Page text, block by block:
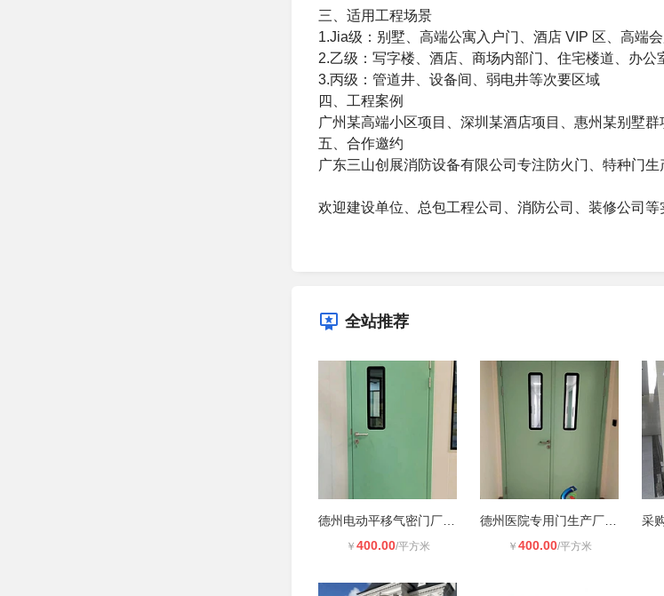
三、适用工程场景
1.Jia级：别墅、高端公寓入户门、酒店 VIP 区、高端
2.乙级：写字楼、酒店、商场内部门、住宅楼道、办公
3.丙级：管道井、设备间、弱电井等次要区域
四、工程案例
广州某高端小区项目、深圳某酒店项目、惠州某别墅
五、合作邀约
广东三山创展消防设备有限公司专注防火门、特种门
欢迎建设单位、总包工程公司、消防公司、装修公司等
全站推荐
￥ 400.00/平方米 ￥ 400.00/平方米